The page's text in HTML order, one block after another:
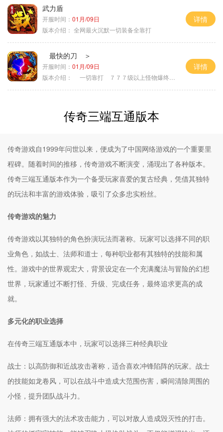
武力盾
开服时间： 01月/09日
版本介绍： 全网最火沉默一切装备全靠打
详情
最快的刀 ＞
开服时间： 01月/09日
版本介绍：
一切靠打 ７７７级以上怪物爆终极 ＞
详情
传奇三端互通版本
传奇游戏自1999年问世以来，便成为了中国网络游戏的一个重要里
程碑。随着时间的推移，传奇游戏不断演变，涌现出了各种版本。
传奇三端互通版本作为一个备受玩家喜爱的复古经典，凭借其独特
的玩法和丰富的游戏体验，吸引了众多忠实粉丝。
传奇游戏的魅力
传奇游戏以其独特的角色扮演玩法而著称。玩家可以选择不同的职
业角色，如战士、法师和道士，每种职业都有其独特的技能和属
性。游戏中的世界观宏大，背景设定在一个充满魔法与冒险的幻想
世界，玩家通过不断打怪、升级、完成任务，最终追求更高的成
就。
多元化的职业选择
在传奇三端互通版本中，玩家可以选择三种经典职业
战士：以高防御和近战攻击著称，适合喜欢冲锋陷阵的玩家。战士
的技能如龙卷风，可以在战斗中造成大范围伤害，瞬间清除周围的
小怪，提升团队战斗力。
法师：拥有强大的法术攻击能力，可以对敌人造成毁灭性的打击。